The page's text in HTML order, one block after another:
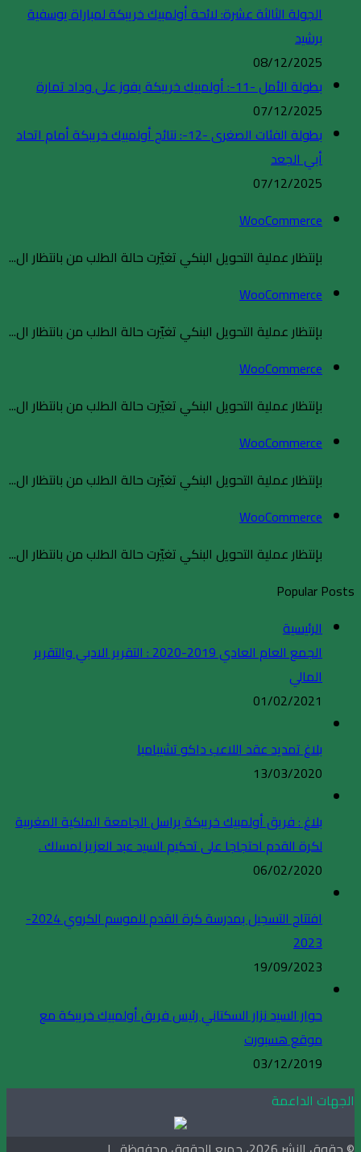
الجولة الثالثة عشرة: لائحة أولمبيك خريبكة لمباراة يوسفية
برشيد
08/12/2025
بطولة الأمل -11-: أولمبيك خريبكة يفوز على وداد تمارة
07/12/2025
بطولة الفئات الصغرى -12-: نتائج أولمبيك خريبكة أمام اتحاد
أبي الجعد
07/12/2025
WooCommerce
بإنتظار عملية التحويل البنكي تغيّرت حالة الطلب من بانتظار ال...
WooCommerce
بإنتظار عملية التحويل البنكي تغيّرت حالة الطلب من بانتظار ال...
WooCommerce
بإنتظار عملية التحويل البنكي تغيّرت حالة الطلب من بانتظار ال...
WooCommerce
بإنتظار عملية التحويل البنكي تغيّرت حالة الطلب من بانتظار ال...
WooCommerce
بإنتظار عملية التحويل البنكي تغيّرت حالة الطلب من بانتظار ال...
Popular Posts
الرئيسية
الجمع العام العادي 2019-2020 : التقرير الادبي والتقرير
المالي
01/02/2021
بلاغ تمديد عقد اللاعب داكو تشيبامبا
13/03/2020
بلاغ : فريق أولمبيك خريبكة يراسل الجامعة الملكية المغربية
لكرة القدم احتجاجا على تحكيم السيد عبد العزيز لمسلك .
06/02/2020
افتتاح التسجيل بمدرسة كرة القدم للموسم الكروي 2024-
2023
19/09/2023
حوار السيد نزار السكتاني رئيس فريق أولمبيك خريبكة مع
موقع هسبورت
03/12/2019
الجهات الداعمة